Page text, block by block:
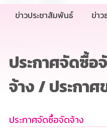
ข่าวประชาสัมพันธ์ ข่าว
ประกาศจัดซื้อ
จ้าง / ประกาศ
ประกาศจัดซื้อจัดจ้าง